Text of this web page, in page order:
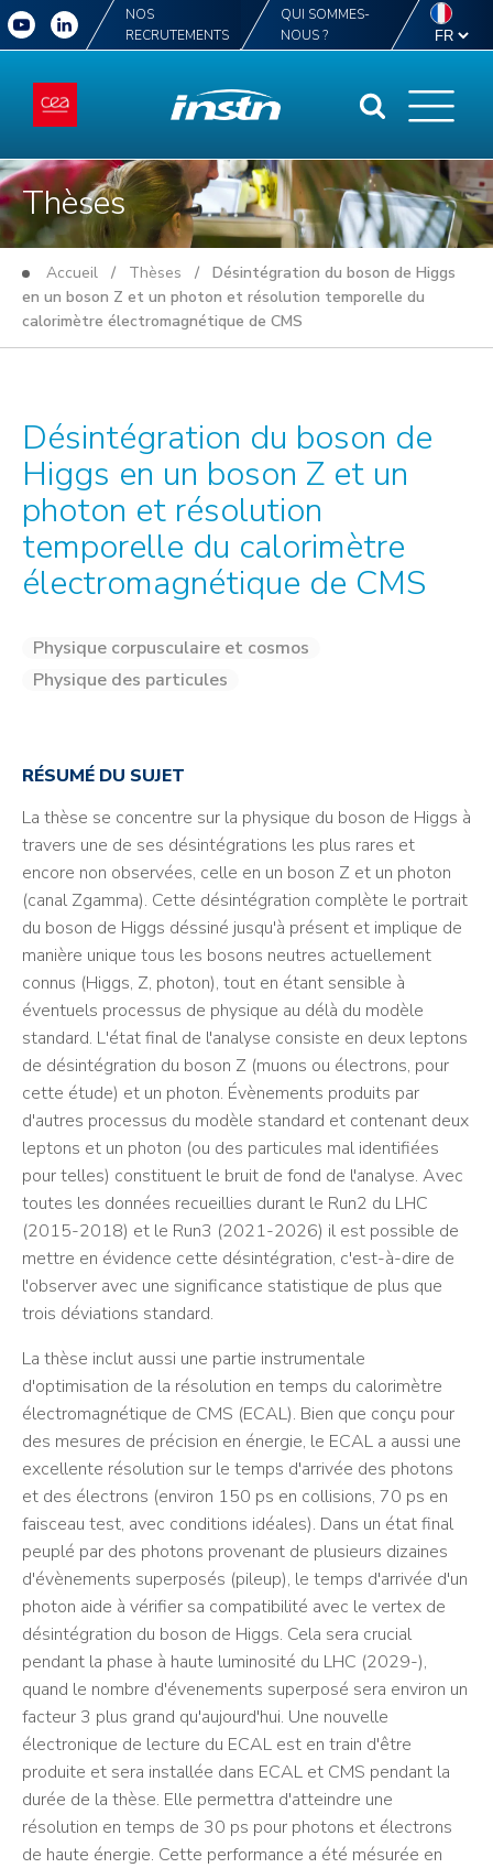
NOS
RECRUTEMENTS
QUI SOMMES-
NOUS ?
Thèses
Accueil / Thèses / Désintégration du boson de Higgs
en un boson Z et un photon et résolution temporelle du
calorimètre électromagnétique de CMS
Désintégration du boson de
Higgs en un boson Z et un
photon et résolution
temporelle du calorimètre
électromagnétique de CMS
Physique corpusculaire et cosmos
Physique des particules
RÉSUMÉ DU SUJET
La thèse se concentre sur la physique du boson de Higgs à
travers une de ses désintégrations les plus rares et
encore non observées, celle en un boson Z et un photon
(canal Zgamma). Cette désintégration complète le portrait
du boson de Higgs déssiné jusqu'à présent et implique de
manière unique tous les bosons neutres actuellement
connus (Higgs, Z, photon), tout en étant sensible à
éventuels processus de physique au délà du modèle
standard. L'état final de l'analyse consiste en deux leptons
de désintégration du boson Z (muons ou électrons, pour
cette étude) et un photon. Évènements produits par
d'autres processus du modèle standard et contenant deux
leptons et un photon (ou des particules mal identifiées
pour telles) constituent le bruit de fond de l'analyse. Avec
toutes les données recueillies durant le Run2 du LHC
(2015-2018) et le Run3 (2021-2026) il est possible de
mettre en évidence cette désintégration, c'est-à-dire de
l'observer avec une significance statistique de plus que
trois déviations standard.
La thèse inclut aussi une partie instrumentale
d'optimisation de la résolution en temps du calorimètre
électromagnétique de CMS (ECAL). Bien que conçu pour
des mesures de précision en énergie, le ECAL a aussi une
excellente résolution sur le temps d'arrivée des photons
et des électrons (environ 150 ps en collisions, 70 ps en
faisceau test, avec conditions idéales). Dans un état final
peuplé par des photons provenant de plusieurs dizaines
d'évènements superposés (pileup), le temps d'arrivée d'un
photon aide à vérifier sa compatibilité avec le vertex de
désintégration du boson de Higgs. Cela sera crucial
pendant la phase à haute luminosité du LHC (2029-),
quand le nombre d'évenements superposé sera environ un
facteur 3 plus grand qu'aujourd'hui. Une nouvelle
électronique de lecture du ECAL est en train d'être
produite et sera installée dans ECAL et CMS pendant la
durée de la thèse. Elle permettra d'atteindre une
résolution en temps de 30 ps pour photons et électrons
de haute énergie. Cette performance a été mésurée en